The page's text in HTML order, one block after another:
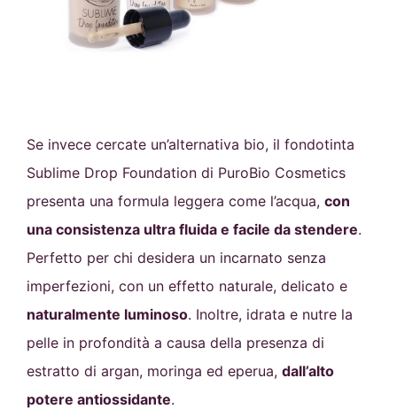
Se invece cercate un’alternativa bio, il fondotinta
Sublime Drop Foundation di PuroBio Cosmetics
presenta una formula leggera come l’acqua, con
una consistenza ultra fluida e facile da stendere.
Perfetto per chi desidera un incarnato senza
imperfezioni, con un effetto naturale, delicato e
naturalmente luminoso. Inoltre, idrata e nutre la
pelle in profondità a causa della presenza di
estratto di argan, moringa ed eperua, dall’alto
potere antiossidante.